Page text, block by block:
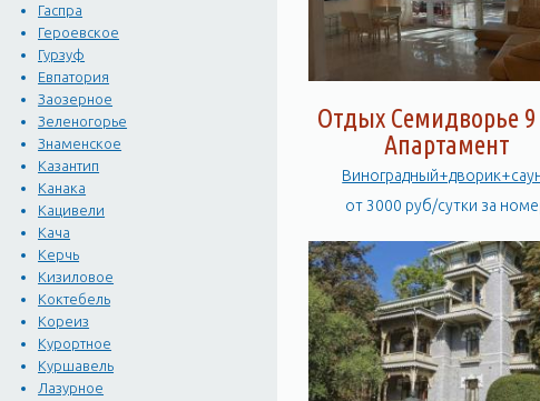
Гаспра
Героевское
Гурзуф
Евпатория
Заозерное
Зеленогорье
Знаменское
Казантип
Канака
Кацивели
Кача
Керчь
Кизиловое
Коктебель
Кореиз
Курортное
Куршавель
Лазурное
Отдых Семидворье
Апартамент
от 3000 руб/сутки за